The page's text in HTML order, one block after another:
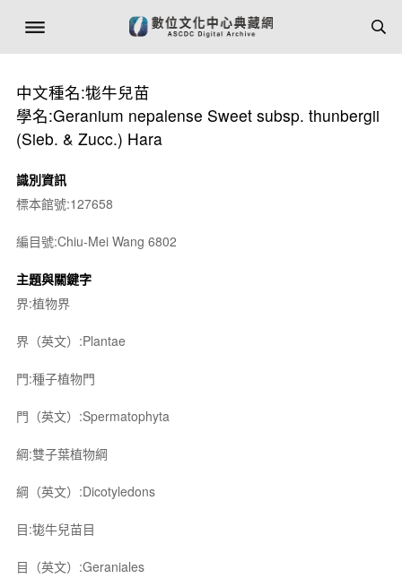
中文種名:牻牛兒苗
學名:Geranium nepalense Sweet subsp. thunbergii
(Sieb. & Zucc.) Hara
識別資訊
標本館號:127658
編目號:Chiu-Mei Wang 6802
主題與關鍵字
界:植物界
界（英文）:Plantae
門:種子植物門
門（英文）:Spermatophyta
綱:雙子葉植物綱
綱（英文）:Dicotyledons
目:牻牛兒苗目
目（英文）:Geraniales